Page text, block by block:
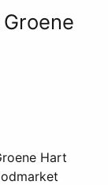
Hart